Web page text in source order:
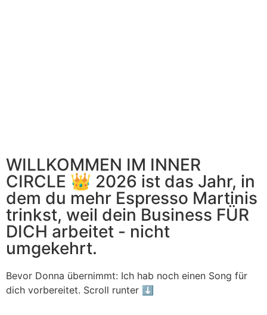
WILLKOMMEN IM INNER
CIRCLE 👑 2026 ist das Jahr, in
dem du mehr Espresso Martinis
trinkst, weil dein Business FÜR
DICH arbeitet - nicht
umgekehrt.
Bevor Donna übernimmt: Ich hab noch einen Song für
dich vorbereitet. Scroll runter ⬇️​